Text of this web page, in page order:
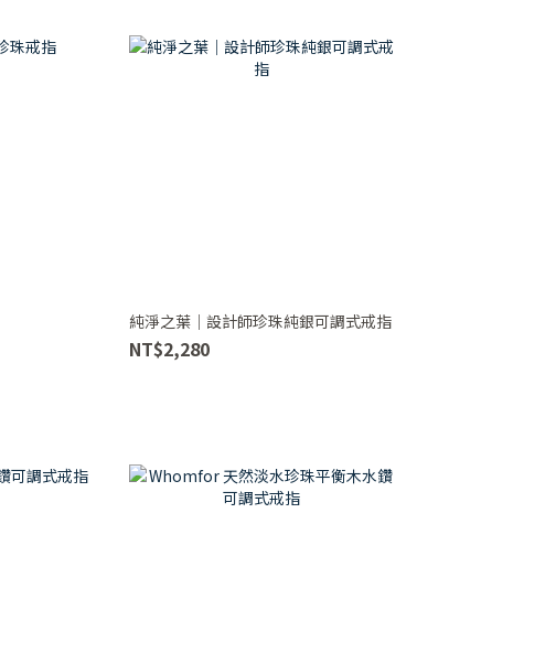
純淨之葉｜設計師珍珠純銀可調式戒指
NT$2,280